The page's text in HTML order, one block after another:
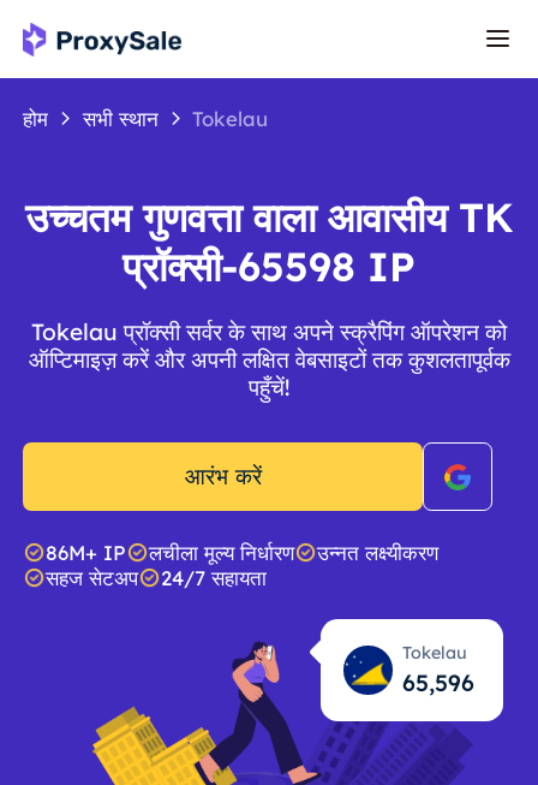
होम सभी स्थान Tokelau
उच्चतम गुणवत्ता वाला आवासीय TK
प्रॉक्सी-65598 IP
Tokelau प्रॉक्सी सर्वर के साथ अपने स्क्रैपिंग ऑपरेशन को
ऑप्टिमाइज़ करें और अपनी लक्षित वेबसाइटों तक कुशलतापूर्वक
पहुँचें!
आरंभ करें
86M+ IP लचीला मूल्य निर्धारण
उन्नत लक्ष्यीकरण
सहज सेटअप
24/7 सहायता
Tokelau
65,598